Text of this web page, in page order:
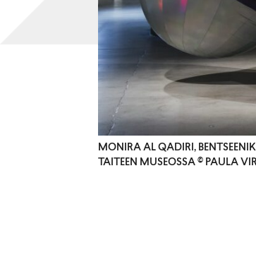
MONIRA AL QADIRI,
TAITEEN MUSEOSSA © PAULA